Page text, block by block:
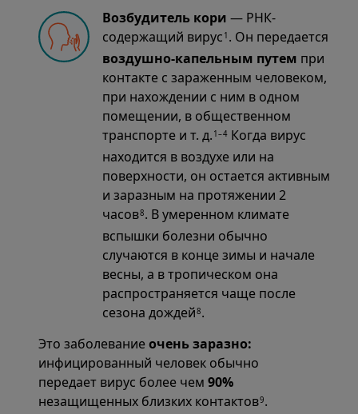
Возбудитель кори — РНК-
содержащий вирус 1 . Он передается
воздушно-капельным путем при
контакте с зараженным человеком,
при нахождении с ним в одном
помещении, в общественном
транспорте и т. д. 1–4 Когда вирус
находится в воздухе или на
поверхности, он остается активным
и заразным на протяжении 2
часов8. В умеренном климате
вспышки болезни обычно
случаются в конце зимы и начале
весны, а в тропическом она
распространяется чаще после
сезона дождей8.
Это заболеваниеочень заразно:
инфицированный человек обычно
передает вирус более чем 90%
незащищенных близких контактов9.